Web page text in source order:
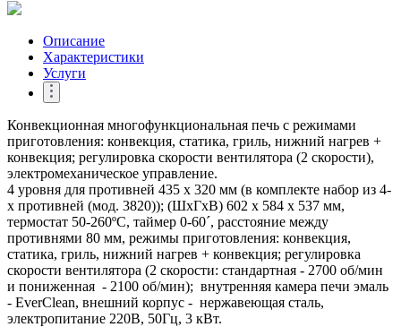
Описание
Характеристики
Услуги
Конвекционная многофункциональная печь с режимами
приготовления: конвекция, статика, гриль, нижний нагрев +
конвекция; регулировка скорости вентилятора (2 скорости),
электромеханическое управление.
4 уровня для противней 435 х 320 мм (в комплекте набор из 4-
х противней (мод. 3820)); (ШхГхВ) 602 х 584 х 537 мм,
термостат 50-260ºС, таймер 0-60´, расстояние между
противнями 80 мм, режимы приготовления: конвекция,
статика, гриль, нижний нагрев + конвекция; регулировка
скорости вентилятора (2 скорости: стандартная - 2700 об/мин
и пониженная - 2100 об/мин); внутренняя камера печи эмаль
- EverClean, внешний корпус - нержавеющая сталь,
электропитание 220В, 50Гц, 3 кВт.